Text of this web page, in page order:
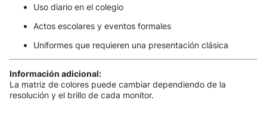
Uso diario en el colegio
Actos escolares y eventos formales
Uniformes que requieren una presentación clásica
Información adicional:
La matriz de colores puede cambiar dependiendo de la
resolución y el brillo de cada monitor.